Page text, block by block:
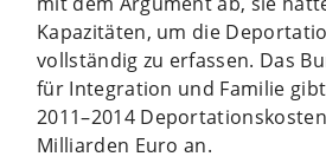
Kapazitäten, um die
vollständig zu erfassen. Das
für Integration und Familie
2011–2014
Milliarden Euro an.